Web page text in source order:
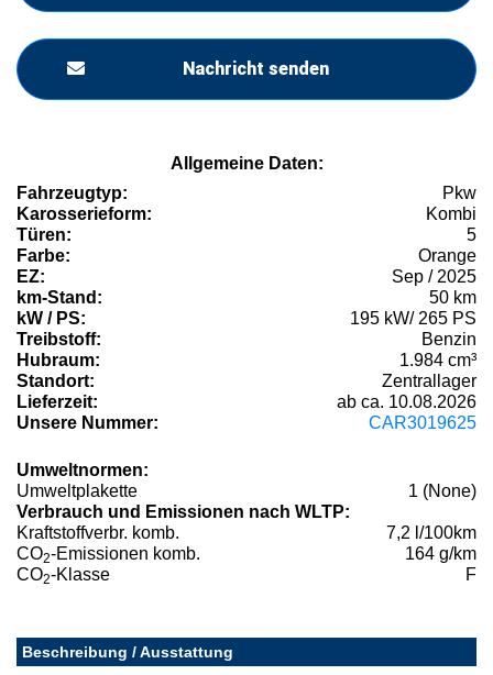
Nachricht senden
Allgemeine Daten:
Fahrzeugtyp:
Pkw
Karosserieform:
Kombi
Türen:
5
Farbe:
Orange
EZ:
Sep / 2025
km-Stand:
50 km
kW / PS:
195 kW/ 265 PS
Treibstoff:
Benzin
Hubraum:
1.984 cm³
Standort:
Zentrallager
Lieferzeit:
ab ca. 10.08.2026
Unsere Nummer:
CAR3019625
Umweltnormen:
Umweltplakette
1 (None)
Verbrauch und Emissionen nach WLTP:
Kraftstoffverbr. komb.
7,2 l/100km
CO2-Emissionen komb.
164 g/km
CO2-Klasse F
Beschreibung / Ausstattung